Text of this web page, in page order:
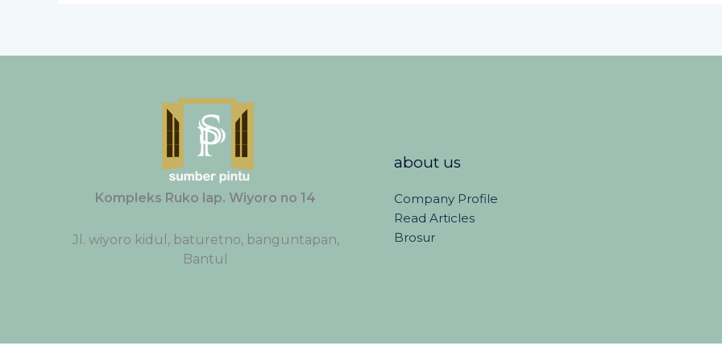
Kompleks Ruko lap. Wiyoro no 14
Jl. wiyoro kidul, baturetno, banguntapan,
Bantul
about us
Company Profile
Read Articles
Brosur